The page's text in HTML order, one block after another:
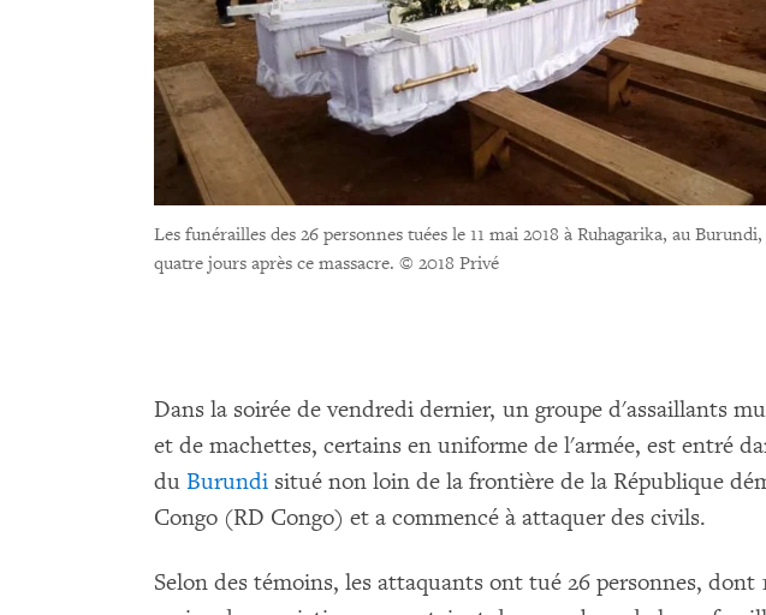
Les funérailles des 26 personnes tuées le 11 mai 2018 à Ruhagarika, au
quatre jours après ce massacre. © 2018 Privé
Dans la soirée de vendredi dernier, un groupe d'assaillants
et de machettes, certains en uniforme de l'armée, est entré
du Burundi situé non loin de la frontière de la République
Congo (RD Congo) et a commencé à attaquer des civils.
Selon des témoins, les attaquants ont tué 26 personnes, dont